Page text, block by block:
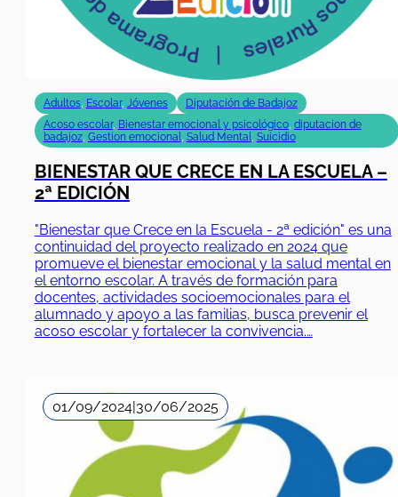
Adultos, Escolar, Jóvenes
Diputación de Badajoz
Acoso escolar, Bienestar emocional y psicológico, diputacion de
badajoz, Gestion emocional, Salud Mental, Suicidio
BIENESTAR QUE CRECE EN LA ESCUELA –
2ª EDICIÓN
"Bienestar que Crece en la Escuela - 2ª edición" es una
continuidad del proyecto realizado en 2024 que
promueve el bienestar emocional y la salud mental en
el entorno escolar. A través de formación para
docentes, actividades socioemocionales para el
alumnado y apoyo a las familias, busca prevenir el
acoso escolar y fortalecer la convivencia.…
01/09/2024|30/06/2025